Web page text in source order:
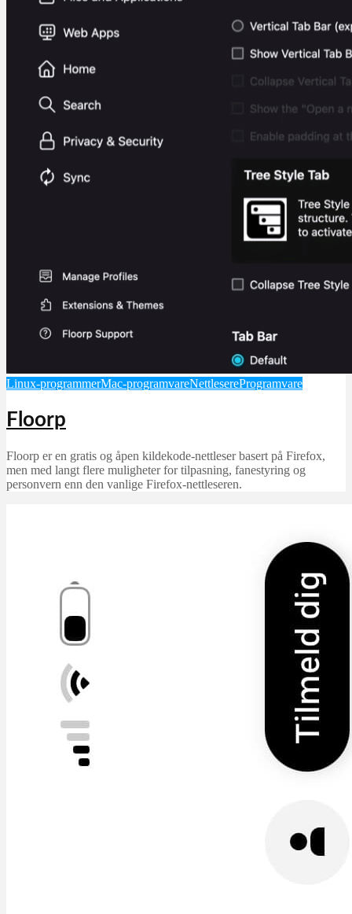
Linux-programmerMac-programvareNettlesereProgramvare
Floorp
Floorp er en gratis og åpen kildekode-nettleser basert på Firefox,
men med langt flere muligheter for tilpasning, fanestyring og
personvern enn den vanlige Firefox-nettleseren.